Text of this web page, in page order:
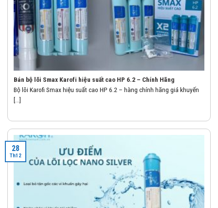
Bán bộ lõi Smax Karofi hiệu suất cao HP 6.2 – Chính Hãng
Bộ lõi Karofi Smax hiệu suất cao HP 6.2 – hàng chính hãng giá khuyến
[...]
28
Th12